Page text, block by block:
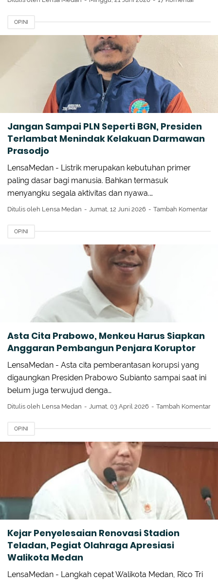
OPINI
Jangan Sampai PLN Seperti BGN, Presiden
Terlambat Menindak Kelakuan Darmawan
Prasodjo
LensaMedan - Listrik merupakan kebutuhan primer
paling dasar bagi manusia. Bahkan termasuk
menyangku segala aktivitas dan nyawa.…
Ditulis oleh Lensa Medan Jumat, 12 Juni 2026 Tambah Komentar
OPINI
Asta Cita Prabowo, Menkeu Harus Siapkan
Anggaran Pembangun Penjara Koruptor
LensaMedan - Asta cita pemberantasan korupsi yang
digaungkan Presiden Prabowo Subianto sampai saat ini
belum juga terwujud denga…
Ditulis oleh Lensa Medan Jumat, 03 April 2026 Tambah Komentar
OPINI
Kejar Penyelesaian Renovasi Stadion
Teladan, Pegiat Olahraga Apresiasi
Walikota Medan
LensaMedan - Langkah cepat Walikota Medan, Rico Tri